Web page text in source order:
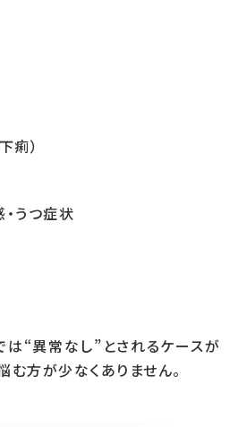
痢）
うつ症状
“異常なし”とされるケースが
む方が少なくありません。